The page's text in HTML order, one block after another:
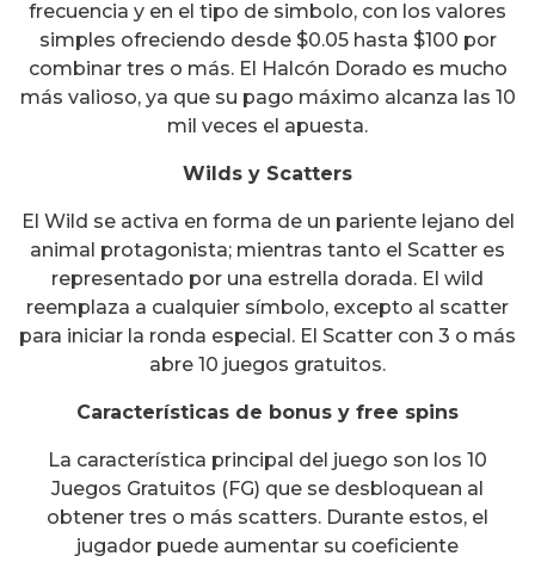
frecuencia y en el tipo de simbolo, con los valores
simples ofreciendo desde $0.05 hasta $100 por
combinar tres o más. El Halcón Dorado es mucho
más valioso, ya que su pago máximo alcanza las 10
mil veces el apuesta.
Wilds y Scatters
El Wild se activa en forma de un pariente lejano del
animal protagonista; mientras tanto el Scatter es
representado por una estrella dorada. El wild
reemplaza a cualquier símbolo, excepto al scatter
para iniciar la ronda especial. El Scatter con 3 o más
abre 10 juegos gratuitos.
Características de bonus y free spins
La característica principal del juego son los 10
Juegos Gratuitos (FG) que se desbloquean al
obtener tres o más scatters. Durante estos, el
jugador puede aumentar su coeficiente